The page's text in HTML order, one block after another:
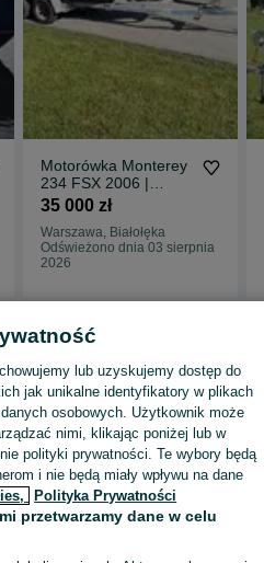
Motorówka Monterey
234 FSX 2006 |
MerCruiser 350 MPI |
2017 | USA
35 000 zł
Warszawa, Białołęka
Odświeżono dnia 03 sierpnia
2026
samochodowe Osobowe
Osobowe -
Wyświetlenia:
lub uzyskujemy dostęp do
jak unikalne identyfikatory w plikach
osobowych. Użytkownik może
nimi, klikając poniżej lub w
polityki prywatności. Te wybory będą
i nie będą miały wpływu na dane
Polityka Prywatności
przetwarzamy dane w celu